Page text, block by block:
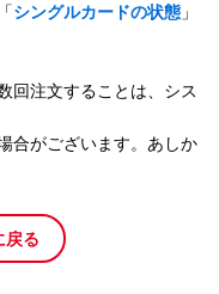
シングルカードの状態 」
回注文することは、シス
合がございます。あしか
戻る